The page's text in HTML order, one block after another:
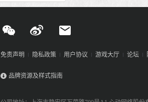
免责声明 隐私政策 用户协议 游戏大厅 论坛
品牌资源及样式指南